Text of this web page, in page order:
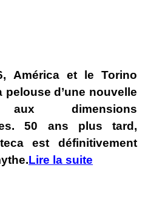
América et le Torino
pelouse d’une nouvelle
aux dimensions
50 ans plus tard,
est définitivement
Lire la suite